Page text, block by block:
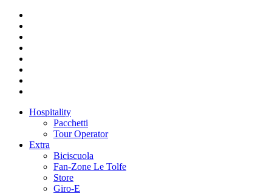
Hospitality
Pacchetti
Tour Operator
Extra
Biciscuola
Fan-Zone Le Tolfe
Store
Giro-E